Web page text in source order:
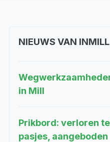
NIEUWS VAN
in Mill
Prikbord: verloren
pasjes, aangeboden